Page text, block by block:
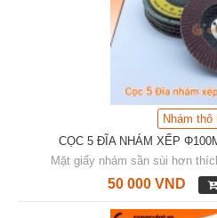
Nhám thô
CỌC 5 ĐĨA NHÁM XẾP
Mặt giấy nhám sần sùi hơn
50 000 VND